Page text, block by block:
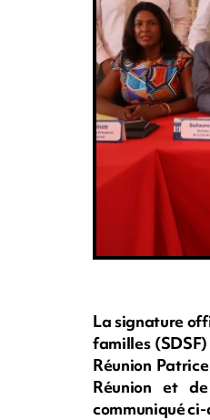
La signature
familles
Réunion
Réunion et
communiqué